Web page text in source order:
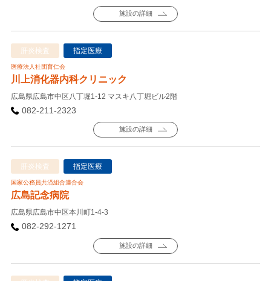
施設の詳細
肝炎検査 指定医療
医療法人社団育仁会
川上消化器内科クリニック
広島県広島市中区八丁堀1-12 マスキ八丁堀ビル2階
082-211-2323
施設の詳細
肝炎検査 指定医療
国家公務員共済組合連合会
広島記念病院
広島県広島市中区本川町1-4-3
082-292-1271
施設の詳細